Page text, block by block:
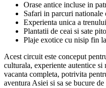
Orase antice incluse in
Safari in parcuri
Experienta unica a
Plantatii de ceai si sate
Plaje exotice cu nisip fin
Acest circuit este conceput
culturala, experiente autentice si
vacanta completa, potrivita
aventura Asiei si sa se bucure